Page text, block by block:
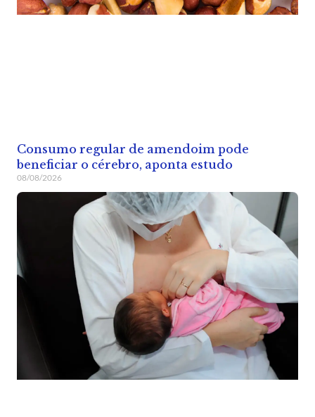
Consumo regular de amendoim pode
beneficiar o cérebro, aponta estudo
08/08/2026